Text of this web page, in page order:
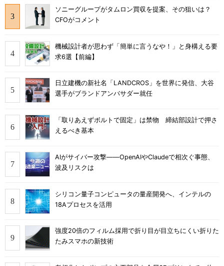
ソニーグループがタムロン買収を提案、その狙いは？
CFOがコメント
機械設計者が思わず「簡単に言うなや！」と身構える要
求6選【前編】
日立建機の新社名「LANDCROS」を世界に発信、大谷
選手がブランドアンバサダー就任
「取りあえずボルトで固定」は禁物 締結部設計で押さ
えるべき基本
AIがサイバー攻撃――OpenAIやClaudeで相次ぐ事態、
波及リスクは
シリコン量子コンピュータの量産開発へ、インテルの
18Aプロセスを活用
強度20倍のフィルム採用で折り目が目立ちにくい折りた
たみスマホの新技術